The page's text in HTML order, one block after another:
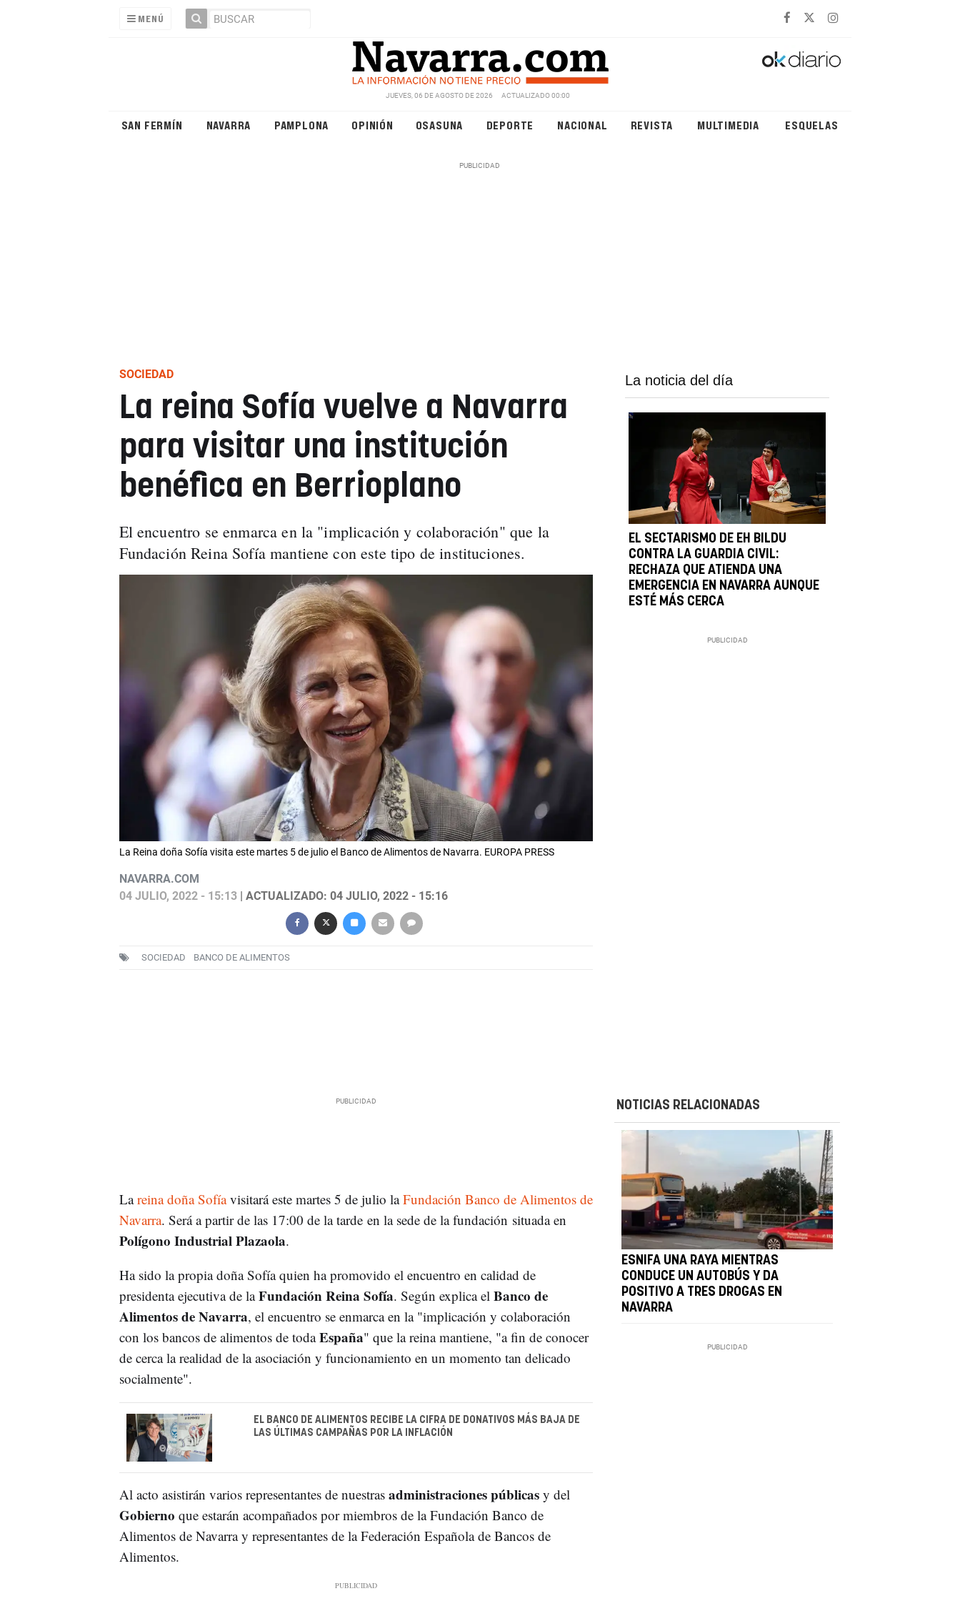
MENÚ
JUEVES, 06 DE AGOSTO DE 2026 ACTUALIZADO 00:00
SAN FERMÍN NAVARRA PAMPLONA OPINIÓN OSASUNA DEPORTE NACIONAL REVISTA MULTIMEDIA ESQUELAS
SOCIEDAD
La reina Sofía vuelve a Navarra
para visitar una institución
benéfica en Berrioplano
El encuentro se enmarca en la "implicación y colaboración" que la
Fundación Reina Sofía mantiene con este tipo de instituciones.
La Reina doña Sofía visita este martes 5 de julio el Banco de Alimentos de Navarra. EUROPA PRESS
NAVARRA.COM
04 JULIO, 2022 - 15:13| ACTUALIZADO: 04 JULIO, 2022 - 15:16
SOCIEDAD BANCO DE ALIMENTOS
La noticia del día
EL SECTARISMO DE EH BILDU
CONTRA LA GUARDIA CIVIL:
RECHAZA QUE ATIENDA UNA
EMERGENCIA EN NAVARRA AUNQUE
ESTÉ MÁS CERCA
Lareina doña Sofíavisitará este martes 5 de julio laFundación Banco de Alimentos de
Navarra. Será a partir de las 17:00 de la tarde en la sede de la fundación situada en
Polígono Industrial Plazaola.
Ha sido la propia doña Sofía quien ha promovido el encuentro en calidad de
presidenta ejecutiva de laFundación Reina Sofía. Según explica el Banco de
Alimentos de Navarra, el encuentro se enmarca en la "implicación y colaboración
con los bancos de alimentos de todaEspaña" que la reina mantiene, "a fin de conocer
de cerca la realidad de la asociación y funcionamiento en un momento tan delicado
socialmente".
EL BANCO DE ALIMENTOS RECIBE LA CIFRA DE DONATIVOS MÁS BAJA DE
LAS ÚLTIMAS CAMPAÑAS POR LA INFLACIÓN
Al acto asistirán varios representantes de nuestras administraciones públicasy del
Gobierno que estarán acompañados por miembros de la Fundación Banco de
Alimentos de Navarra y representantes de la Federación Española de Bancos de
Alimentos.
NOTICIAS RELACIONADAS
ESNIFA UNA RAYA MIENTRAS
CONDUCE UN AUTOBÚS Y DA
POSITIVO A TRES DROGAS EN
NAVARRA